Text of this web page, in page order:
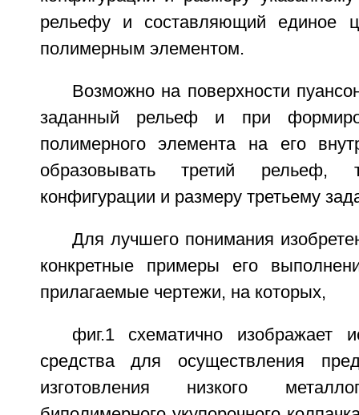
рельефу и составляющий единое
полимерным элементом.
Возможно на поверхности
заданный рельеф и при
полимерного элемента на его
образовывать третий рельеф,
конфигурации и размеру третьему
Для лучшего понимания
конкретные примеры его
прилагаемые чертежи, на которых,
фиг.1 схематично изображает
средства для осуществления
изготовления низкого